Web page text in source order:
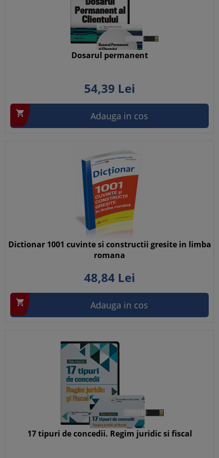
Dosarul permanent
54,39 Lei
 Adauga in cos
Dictionar 1001 cuvinte si constructii gresite in limba
romana
48,84 Lei
 Adauga in cos
17 tipuri de concedii. Regim juridic si fiscal